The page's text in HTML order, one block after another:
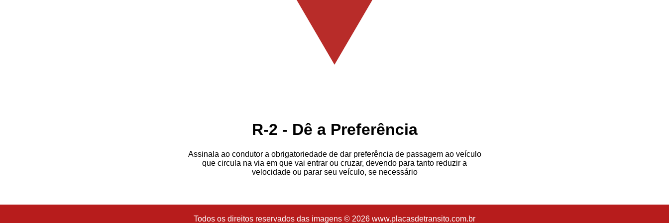
R-2 - Dê a Preferência
Assinala ao condutor a obrigatoriedade de dar preferência de passagem ao veículo
que circula na via em que vai entrar ou cruzar, devendo para tanto reduzir a
velocidade ou parar seu veículo, se necessário
Todos os direitos reservados das imagens © 2026 www.placasdetransito.com.br